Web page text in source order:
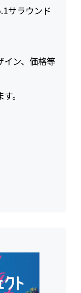
サラウンド
ン、価格等
。